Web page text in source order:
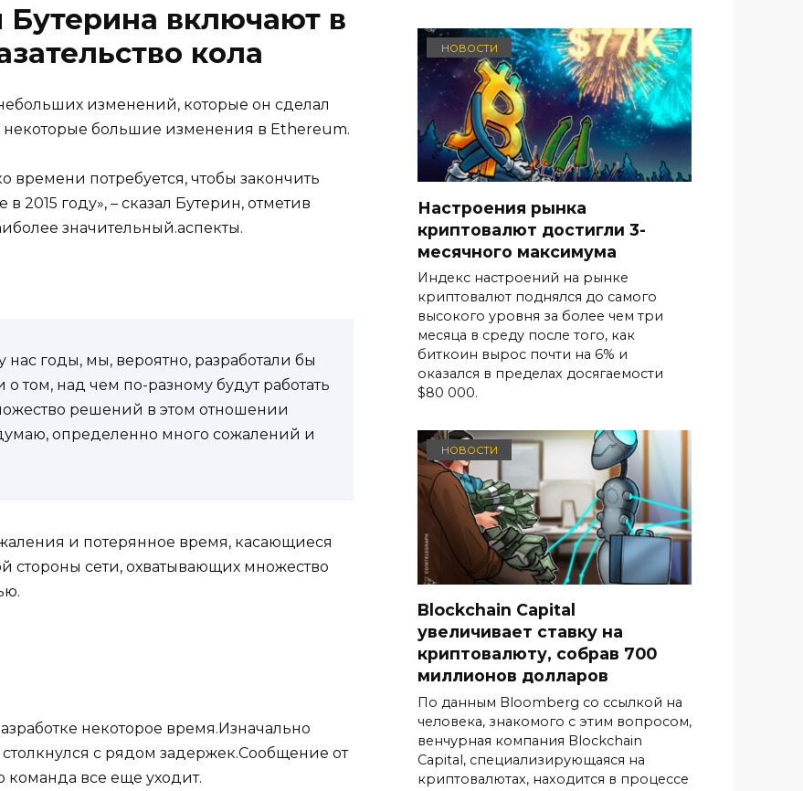
включают в
кола
изменений, которые он сделал
некоторые большие изменения в Ethereum.
потребуется, чтобы закончить
году», – сказал Бутерин, отметив
значительный.аспекты.
нас годы, мы, вероятно, разработали бы
том, над чем по-разному будут работать
решений в этом отношении
определенно много сожалений и
и потерянное время, касающиеся
стороны сети, охватывающих множество
некоторое время.Изначально
с рядом задержек.Сообщение от
команда все еще уходит.
НОВОСТИ
Настроения рынка
криптовалют достигли 3-
месячного максимума
Индекс настроений на рынке
криптовалют поднялся до самого
высокого уровня за более чем три
месяца в среду после того, как
биткоин вырос почти на 6% и
оказался в пределах досягаемости
$80 000.
НОВОСТИ
Blockchain Capital
увеличивает ставку на
криптовалюту, собрав 700
миллионов долларов
По данным Bloomberg со ссылкой на
человека, знакомого с этим вопросом,
венчурная компания Blockchain
Capital, специализирующаяся на
криптовалютах, находится в процессе